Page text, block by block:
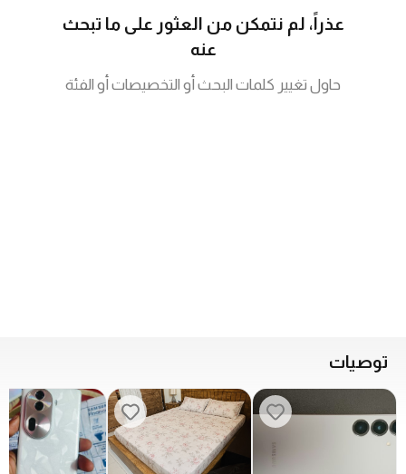
عذراً، لم نتمكن من العثور على ما تبحث
عنه
حاول تغيير كلمات البحث أو التخصيصات أو الفئة
توصيات